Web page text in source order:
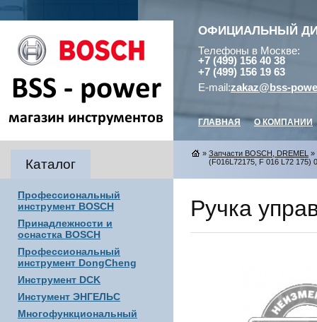
ОФИЦИАЛЬНЫЙ
Телефоны в Москве:
+7 (499) 156 40 38
+7 (499) 156 19 63
E-mail:zakaz@bss-
ГЛАВНАЯ О КОМПАНИИ
Каталог
Профессиональный
инструмент BOSCH
Принадлежности и
оснастка BOSCH
Профессиональный
инструмент DongCheng
Инструмент DCK
Инстумент ЭНГЕЛЬС
Многофункциональный
» Запчасти BOSCH, DREMEL »
(F016L72175, F 016 L72 175)
Ручка